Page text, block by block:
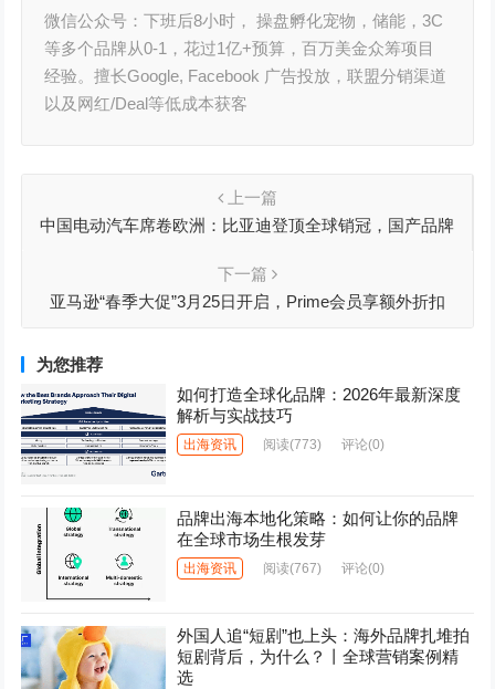
微信公众号：下班后8小时， 操盘孵化宠物，储能，3C
等多个品牌从0-1，花过1亿+预算，百万美金众筹项目
经验。擅长Google, Facebook 广告投放，联盟分销渠道
以及网红/Deal等低成本获客
上一篇
中国电动汽车席卷欧洲：比亚迪登顶全球销冠，国产品牌
下一篇
亚马逊“春季大促”3月25日开启，Prime会员享额外折扣
为您推荐
如何打造全球化品牌：2026年最新深度
解析与实战技巧
出海资讯 阅读(773) 评论(0)
品牌出海本地化策略：如何让你的品牌
在全球市场生根发芽
出海资讯 阅读(767) 评论(0)
外国人追“短剧”也上头：海外品牌扎堆拍
短剧背后，为什么？丨全球营销案例精
选